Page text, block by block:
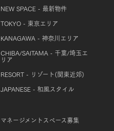
NEW SPACE - 最新物件
TOKYO - 東京エリア
KANAGAWA - 神奈川エリア
CHIBA/SAITAMA - 千葉/埼玉エ
リア
RESORT - リゾート(関東近郊)
JAPANESE - 和風スタイル
マネージメントスペース募集